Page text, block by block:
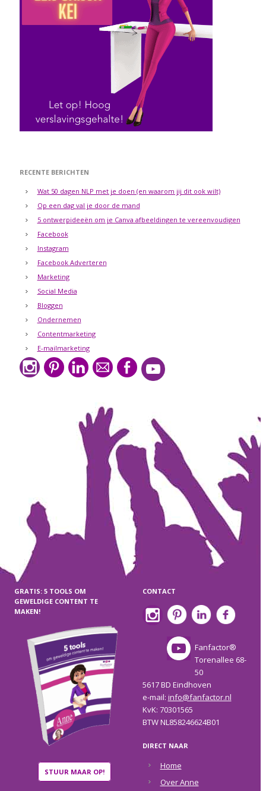
RECENTE BERICHTEN
Wat 50 dagen NLP met je doen (en waarom jij dit ook wilt)
Op een dag val je door de mand
5 ontwerpideeën om je Canva afbeeldingen te vereenvoudigen
Facebook
Instagram
Facebook Adverteren
Marketing
Social Media
Bloggen
Ondernemen
Contentmarketing
E-mailmarketing
GRATIS: 5 TOOLS OM
GEWELDIGE CONTENT TE
MAKEN!
STUUR MAAR OP!
CONTACT
Fanfactor®
Torenallee 68-
50
5617 BD Eindhoven
e-mail: info@fanfactor.nl
KvK: 70301565
BTW NL858246624B01
DIRECT NAAR
Home
Over Anne